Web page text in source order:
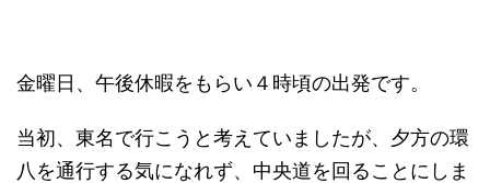
金曜日、午後休暇をもらい４時頃の出発です。
当初、東名で行こうと考えていましたが、夕方の環
八を通行する気になれず、中央道を回ることにしま